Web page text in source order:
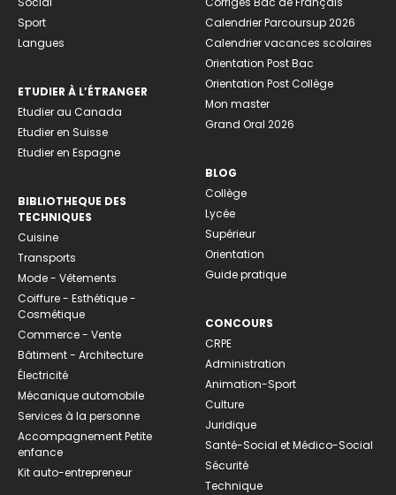
Sport
Langues
ETUDIER À L’ÉTRANGER
Etudier au Canada
Etudier en Suisse
Etudier en Espagne
BIBLIOTHEQUE DES
TECHNIQUES
Cuisine
Transports
Mode - Vêtements
Coiffure - Esthétique -
Cosmétique
Commerce - Vente
Bâtiment - Architecture
Électricité
Mécanique automobile
Services à la personne
Accompagnement Petite
enfance
Kit auto-entrepreneur
Calendrier Parcoursup 2026
Calendrier vacances scolaires
Orientation Post Bac
Orientation Post Collège
Mon master
Grand Oral 2026
BLOG
Collège
Lycée
Supérieur
Orientation
Guide pratique
CONCOURS
CRPE
Administration
Animation-Sport
Culture
Juridique
Santé-Social et Médico-Social
Sécurité
Technique